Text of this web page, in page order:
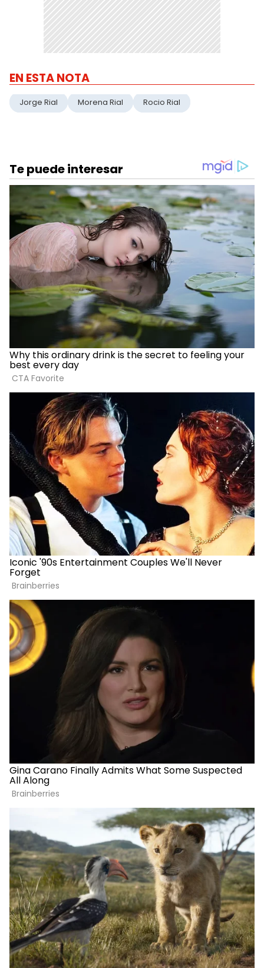
EN ESTA NOTA
Jorge Rial Morena Rial Rocio Rial